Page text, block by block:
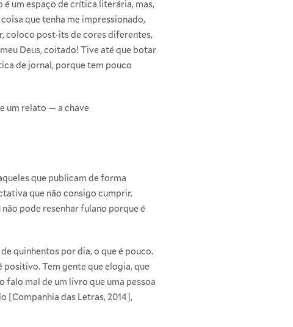
um espaço de crítica literária, mas,
que tenha me impressionado,
coloco post-its de cores diferentes,
Deus, coitado! Tive até que botar
de jornal, porque tem pouco
um relato — a chave
que publicam de forma
que não consigo cumprir.
pode resenhar fulano porque é
quinhentos por dia, o que é pouco.
positivo. Tem gente que elogia, que
falo mal de um livro que uma pessoa
[Companhia das Letras, 2014],